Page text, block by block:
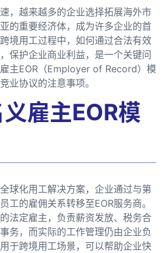
，越来越多的企业选择拓展海外市
的重要经济体，成为许多企业的首
境用工过程中，如何通过合法有效
保护企业商业利益，是一个关键问
主EOR（Employer of Record）模
业协议的注意事项。
雇主EOR模
球化用工解决方案，企业通过与第
工的雇佣关系转移至EOR服务商。
法定雇主，负责薪资发放、税务合
务，而实际的工作管理仍由企业负
于跨境用工场景，可以帮助企业快